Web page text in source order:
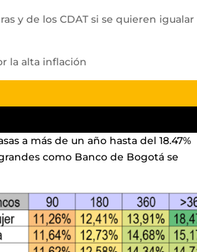
y de los CDAT si se quieren
la alta inflación
a más de un año hasta del 18.47%
como Banco de Bogotá se